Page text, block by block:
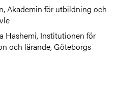
Akademin för utbildning och
Hashemi, Institutionen för
och lärande, Göteborgs